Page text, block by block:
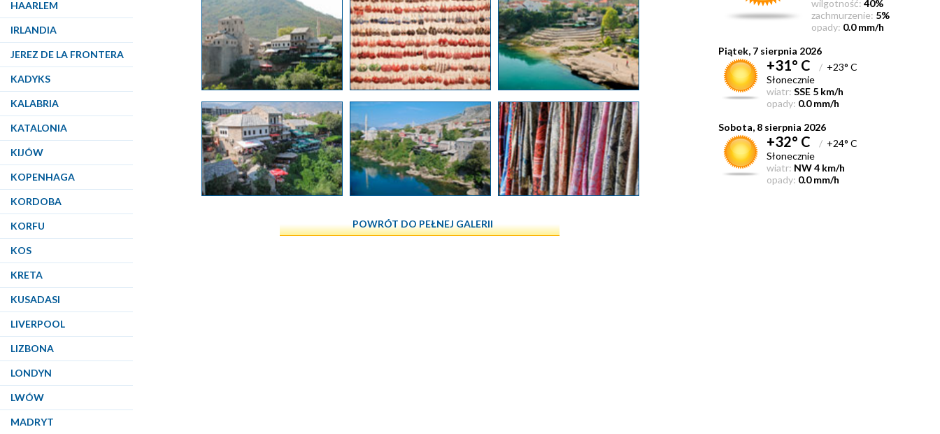
HAARLEM
IRLANDIA
JEREZ DE LA FRONTERA
KADYKS
KALABRIA
KATALONIA
KIJÓW
KOPENHAGA
KORDOBA
KORFU
KOS
KRETA
KUSADASI
LIVERPOOL
LIZBONA
LONDYN
LWÓW
MADRYT
POWRÓT DO PEŁNEJ GALERII
wilgotność: 40%
zachmurzenie: 5%
opady: 0.0 mm/h
Piątek, 7 sierpnia 2026
+31° C / +23° C
Słonecznie
wiatr: SSE 5 km/h
opady: 0.0 mm/h
Sobota, 8 sierpnia 2026
+32° C / +24° C
Słonecznie
wiatr: NW 4 km/h
opady: 0.0 mm/h